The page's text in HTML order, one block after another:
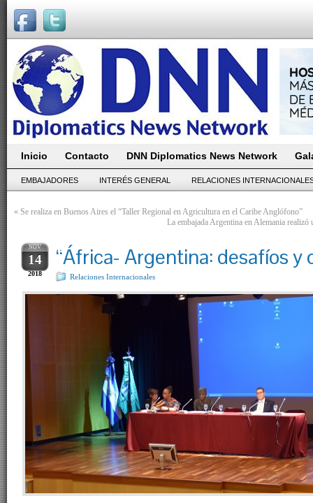
Inicio Contacto DNN Diplomatics News Network
EMBAJADORES INTERÉS GENERAL RELACIONES
« Se realiza en Buenos Aires el “Taller Regional en Agricultura en el Caribe Anglófono”
La embajada Argentina en Alemania
NOV
14
2018
“África- Argentina: desafíos y
Relaciones Internacionales